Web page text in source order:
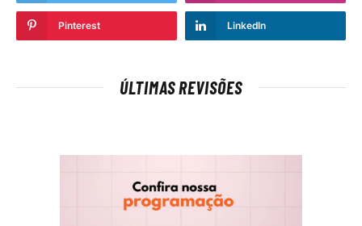
Pinterest LinkedIn
ÚLTIMAS REVISÕES